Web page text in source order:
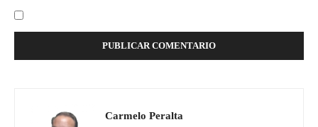
Carmelo Peralta